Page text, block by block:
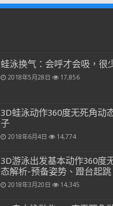
蛙泳换气：会呼才会吸，很
2018年5月28日 17,856
3D蛙泳动作360度无死角动
子
2018年6月4日 14,774
3D游泳出发基本动作360度
态解析-预备姿势、蹬台起
2018年3月20日 14,345